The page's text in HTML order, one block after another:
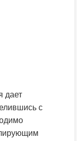
дает
с